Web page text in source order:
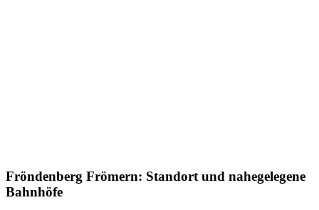
Fröndenberg Frömern: Standort und nahegelegene
Bahnhöfe